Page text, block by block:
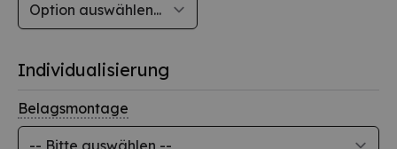
Individualisierung
Belagsmontage